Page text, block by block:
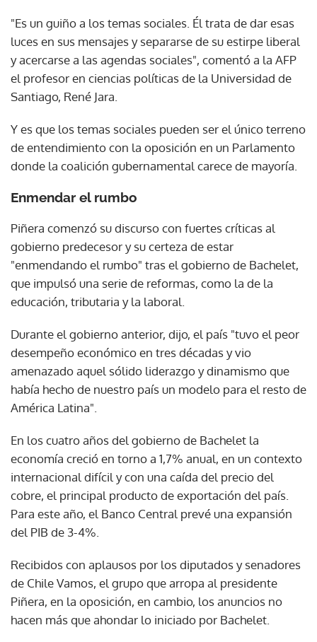
"Es un guiño a los temas sociales. Él trata de dar esas
luces en sus mensajes y separarse de su estirpe liberal
y acercarse a las agendas sociales", comentó a la AFP
el profesor en ciencias políticas de la Universidad de
Santiago, René Jara.
Y es que los temas sociales pueden ser el único terreno
de entendimiento con la oposición en un Parlamento
donde la coalición gubernamental carece de mayoría.
Enmendar el rumbo
Piñera comenzó su discurso con fuertes críticas al
gobierno predecesor y su certeza de estar
"enmendando el rumbo" tras el gobierno de Bachelet,
que impulsó una serie de reformas, como la de la
educación, tributaria y la laboral.
Durante el gobierno anterior, dijo, el país "tuvo el peor
desempeño económico en tres décadas y vio
amenazado aquel sólido liderazgo y dinamismo que
había hecho de nuestro país un modelo para el resto de
América Latina".
En los cuatro años del gobierno de Bachelet la
economía creció en torno a 1,7% anual, en un contexto
internacional difícil y con una caída del precio del
cobre, el principal producto de exportación del país.
Para este año, el Banco Central prevé una expansión
del PIB de 3-4%.
Recibidos con aplausos por los diputados y senadores
de Chile Vamos, el grupo que arropa al presidente
Piñera, en la oposición, en cambio, los anuncios no
hacen más que ahondar lo iniciado por Bachelet.